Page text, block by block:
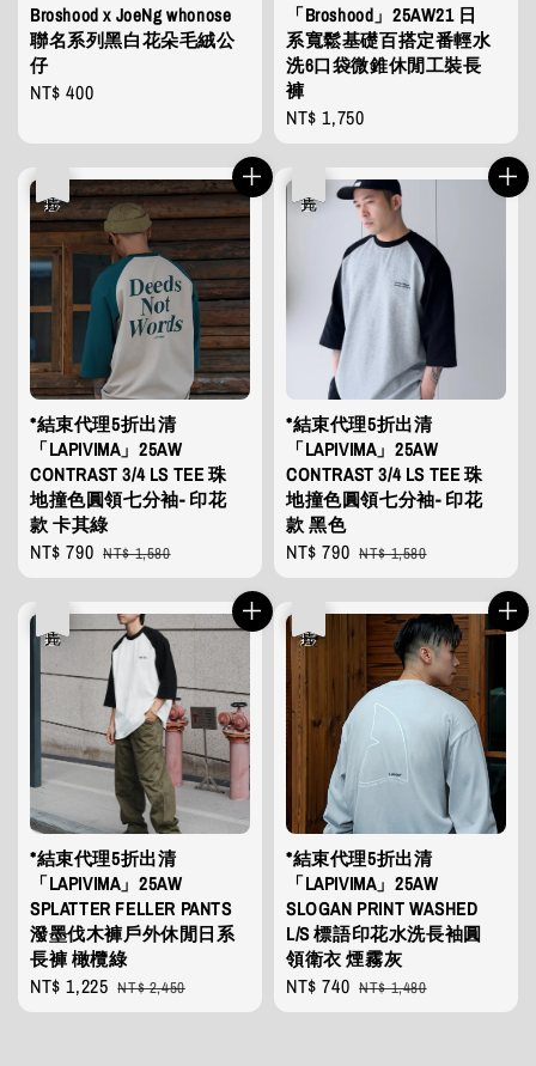
Broshood x JoeNg whonose
聯名系列黑白花朵毛絨公
仔
Regular
NT$ 400
「Broshood」25AW21 日
系寬鬆基礎百搭定番輕水
洗6口袋微錐休閒工裝長
褲
Regular
price
NT$ 1,750
*結束代理5折出清
「LAPIVIMA」25AW
CONTRAST 3/4 LS TEE 珠
地撞色圓領七分袖- 印花
款 卡其綠
Sale
price
NT$ 790 Regular
price
NT$ 1,580
*結束代理5折出清
「LAPIVIMA」25AW
CONTRAST 3/4 LS TEE 珠
地撞色圓領七分袖- 印花
款 黑色
Sale
price
NT$ 790 Regular
price
NT$ 1,580
*結束代理5折出清
「LAPIVIMA」25AW
SPLATTER FELLER PANTS
潑墨伐木褲戶外休閒日系
長褲 橄欖綠
Sale
price
NT$ 1,225 Regular
price
NT$ 2,450
*結束代理5折出清
「LAPIVIMA」25AW
SLOGAN PRINT WASHED
L/S 標語印花水洗長袖圓
領衛衣 煙霧灰
Sale
price
NT$ 740 Regular
price
NT$ 1,480